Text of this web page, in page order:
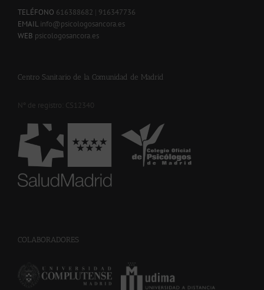
TELÉFONO 616388682
916347736
EMAIL info@psicologosancora.es
WEB psicologosancora.es
Centro Sanitario de la Comunidad de Madrid
Nº de registro: CS12340
COLABORADORES